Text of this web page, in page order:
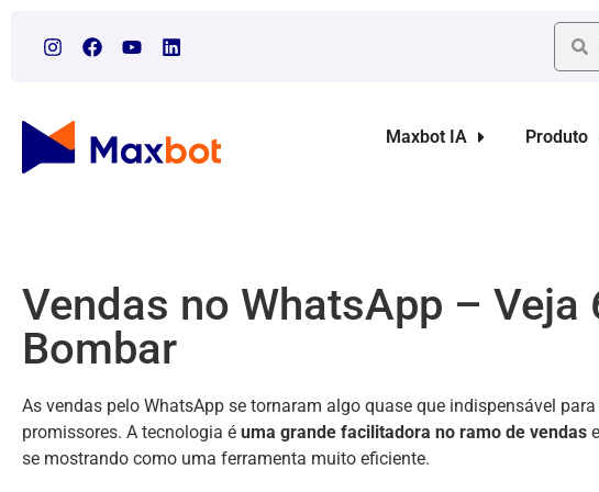
Maxbot IA Produto
Vendas no WhatsApp – Veja
Bombar
As vendas pelo WhatsApp se tornaram algo quase que indispensável
promissores. A tecnologia é uma grande facilitadora no ramo de vendas
se mostrando como uma ferramenta muito eficiente.